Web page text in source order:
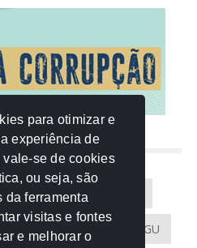
AMM
CAU-MT CGU
para otimizar e
experiência de
se de cookies
ou seja, são
da ferramenta
visitas e fontes
e melhorar o